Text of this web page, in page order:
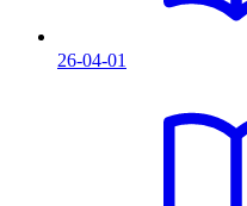
26-04-01